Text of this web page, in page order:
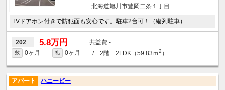
北海道旭川市豊岡二条１丁目
TVドアホン付きで防犯面も安心です。駐車2台可！（縦列駐車）
202 5.8万円 -
敷 0ヶ月 礼 0ヶ月 / 2階 2LDK（59.83ｍ2 ）
アパート ハニービー